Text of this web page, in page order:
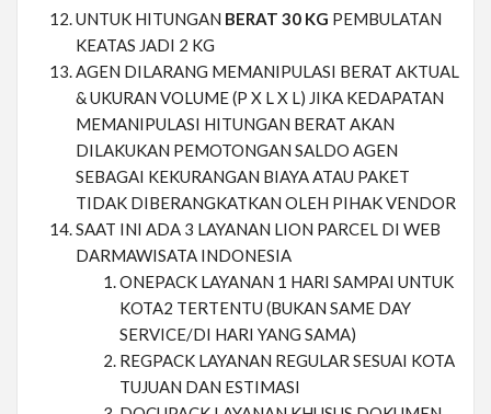
UNTUK HITUNGAN BERAT 30 KG PEMBULATAN
KEATAS JADI 2 KG
AGEN DILARANG MEMANIPULASI BERAT AKTUAL
& UKURAN VOLUME (P X L X L) JIKA KEDAPATAN
MEMANIPULASI HITUNGAN BERAT AKAN
DILAKUKAN PEMOTONGAN SALDO AGEN
SEBAGAI KEKURANGAN BIAYA ATAU PAKET
TIDAK DIBERANGKATKAN OLEH PIHAK VENDOR
SAAT INI ADA 3 LAYANAN LION PARCEL DI WEB
DARMAWISATA INDONESIA
ONEPACK LAYANAN 1 HARI SAMPAI UNTUK
KOTA2 TERTENTU (BUKAN SAME DAY
SERVICE/DI HARI YANG SAMA)
REGPACK LAYANAN REGULAR SESUAI KOTA
TUJUAN DAN ESTIMASI